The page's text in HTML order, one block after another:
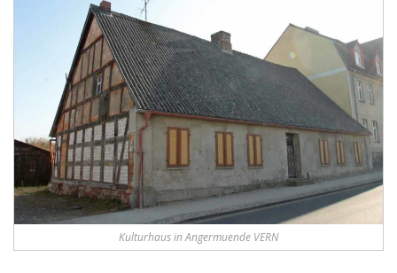
Kulturhaus in Angermuende VERN